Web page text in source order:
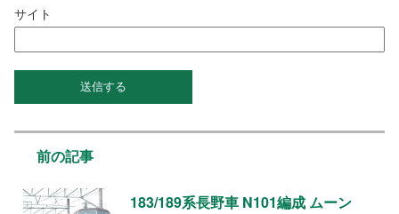
サイト
前の記事
183/189系長野車 N101編成 ムーン